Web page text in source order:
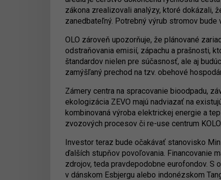
zákona zrealizovali analýzy, ktoré dokázali,
zanedbateľný. Potrebný výrub stromov bude
OLO zároveň upozorňuje, že plánované
odstraňovania emisií, zápachu a prašnosti,
štandardov nielen pre súčasnosť, ale aj
zamýšľaný prechod na tzv. obehové
Zámery centra na spracovanie bioodpadu,
ekologizácia ZEVO majú nadviazať na
kombinovaná výroba elektrickej energie a
zvozových procesov či re-use centrum KOLO.
Investor teraz bude očakávať stanovisko
ďalších stupňov povoľovania. Financovanie
zdrojov, teda pravdepodobne eurofondov. S
v dánskom Esbjergu alebo indonézskom